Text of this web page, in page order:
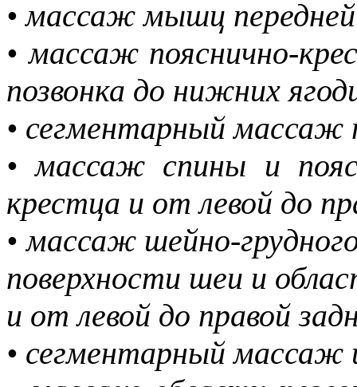
• массаж мышц
• массаж пояснично-
позвонка до нижних
• сегментарный массаж
• массаж спины и
крестца и от левой до
• массаж шейно-
поверхности шеи и
и от левой до правой
• сегментарный массаж